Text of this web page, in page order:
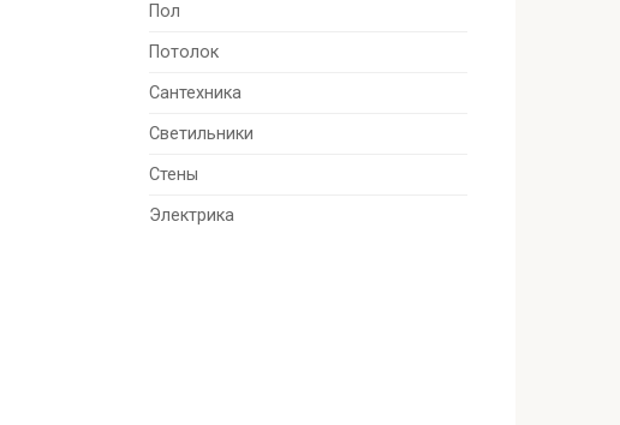
Пол
Потолок
Сантехника
Светильники
Стены
Электрика